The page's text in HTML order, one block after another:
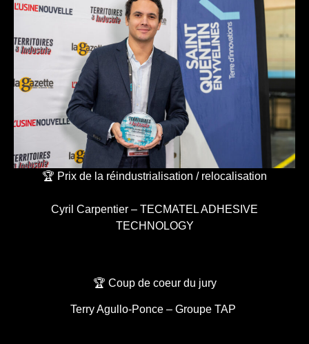
🏆 Prix de la réindustrialisation / relocalisation
Cyril Carpentier – TECMATEL ADHESIVE
TECHNOLOGY
🏆 Coup de coeur du jury
Terry Agullo-Ponce – Groupe TAP